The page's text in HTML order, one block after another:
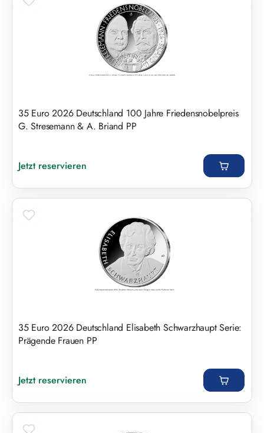
35 Euro 2026 Deutschland 100 Jahre Friedensnobelpreis
G. Stresemann & A. Briand PP
Jetzt reservieren
35 Euro 2026 Deutschland Elisabeth Schwarzhaupt Serie:
Prägende Frauen PP
Jetzt reservieren